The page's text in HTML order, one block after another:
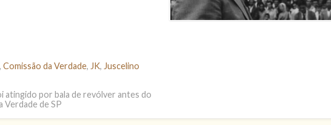
, Comissão da Verdade, JK, Juscelino
por bala de revólver antes do
Verdade de SP